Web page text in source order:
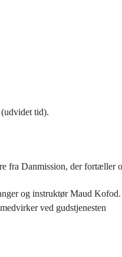
tid).
fra Danmission, der fortæller
og instruktør Maud
ved gudstjenesten